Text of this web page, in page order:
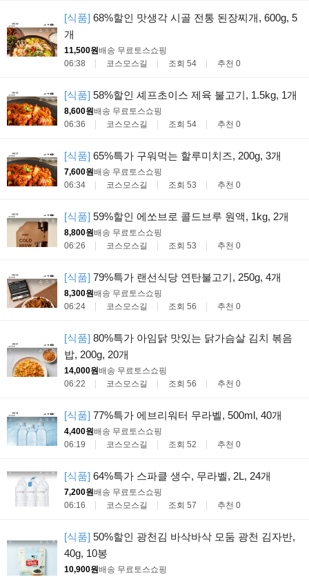
[식품] 68%할인 맛생각 시골 전통 된장찌개, 600g, 5
개
11,500원배송 무료토스쇼핑
06:38
코스모스길 조회 54 추천 0
[식품] 58%할인 셰프초이스 제육 불고기, 1.5kg, 1개
8,600원배송 무료토스쇼핑
06:36
코스모스길 조회 54 추천 0
[식품] 65%특가 구워먹는 할루미치즈, 200g, 3개
7,600원배송 무료토스쇼핑
06:34
코스모스길 조회 53 추천 0
[식품] 59%할인 에쏘브로 콜드브루 원액, 1kg, 2개
8,800원배송 무료토스쇼핑
06:26
코스모스길 조회 53 추천 0
[식품] 79%특가 랜선식당 연탄불고기, 250g, 4개
8,300원배송 무료토스쇼핑
06:24
코스모스길 조회 56 추천 0
[식품] 80%특가 아임닭 맛있는 닭가슴살 김치 볶음
밥, 200g, 20개
14,000원배송 무료토스쇼핑
06:22
코스모스길 조회 56 추천 0
[식품] 77%특가 에브리워터 무라벨, 500ml, 40개
4,400원배송 무료토스쇼핑
06:19
코스모스길 조회 52 추천 0
[식품] 64%특가 스파클 생수, 무라벨, 2L, 24개
7,200원배송 무료토스쇼핑
06:16
코스모스길 조회 57 추천 0
[식품] 50%할인 광천김 바삭바삭 모둠 광천 김자반,
40g, 10봉
10,900원배송 무료토스쇼핑